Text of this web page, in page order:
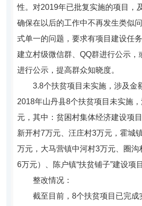
性。对2019年已批复实施的项目，
确保在以后的工作中不再发生类似
式单一的问题，要求有项目建设任
建立村级微信群、QQ群进行公示，
进行公示，提高群众知晓度。
3.8个扶贫项目未实施，涉及金
2018年山丹县8个扶贫项目未实施
元，其中：贫困村集体经济建设项
新开村7万元、 汪庄村3万元，霍城
万元，大马营镇中河村3万元、圈沟
6万元）、
陈户镇“扶贫铺子”建设项
整改情况：
截至目前，8个扶贫项目已完成